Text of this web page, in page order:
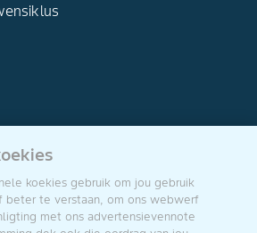
koekies gebruik om jou gebruik
beter te verstaan, om ons webwerf
met ons advertensievennote